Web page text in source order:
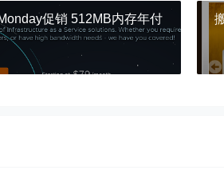
促销 512MB内存年付